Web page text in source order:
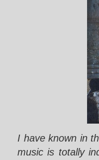
I have known in
music is totally